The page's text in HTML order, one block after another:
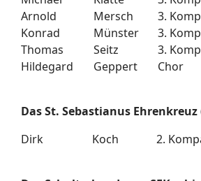
Arnold
Mersch
3.
Konrad
Münster
3.
Thomas
Seitz
3.
Hildegard
Geppert Chor
Das St. Sebastianus Ehrenkreuz
Dirk
Koch 2.